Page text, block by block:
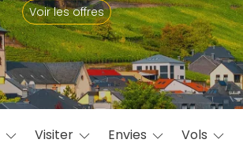
Voir les offres
Visiter Envies Vols
Avril Mai Juin Juillet Août